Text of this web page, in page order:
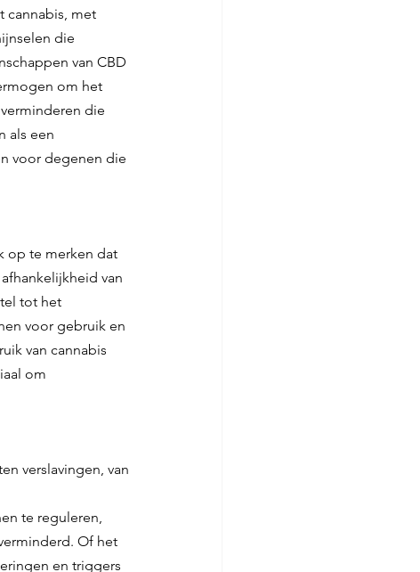
cannabis, met
die
van CBD
om het
die
als een
voor degenen die
op te merken dat
van
tot het
voor gebruik en
van cannabis
om
verslavingen, van
te reguleren,
Of het
en triggers